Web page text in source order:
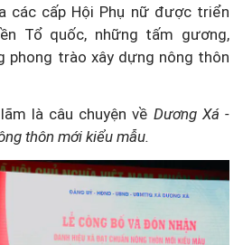
các cấp Hội Phụ nữ được triển
Tổ quốc, những tấm gương,
phong trào xây dựng nông thôn
là câu chuyện về Dương Xá -
thôn mới kiểu mẫu.